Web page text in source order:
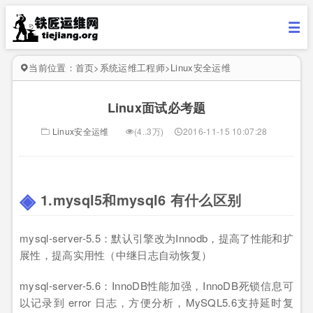
当前位置： 首页> 系统运维工程师>Linux安全运维
Linux面试必考题
Linux安全运维 (4..3万) 2016-11-15 10:07:28
1.mysql5和mysql6 有什么区别
mysql-server-5.5：默认引擎改为Innodb，提高了性能和扩
展性，提高实用性（中继日志自动恢复）
mysql-server-5.6：InnoDB性能加强，InnoDB死锁信息可
以记录到 error 日志，方便分析，MySQL5.6支持延时复